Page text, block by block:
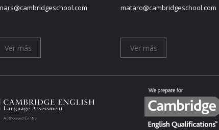
Ver más
mataro@cambridgeschool.com
Ver más